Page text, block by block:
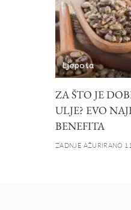
Ljepota
ZA ŠTO JE
ULJE? EVO
BENEFITA
ZADNJE AŽURIRANO